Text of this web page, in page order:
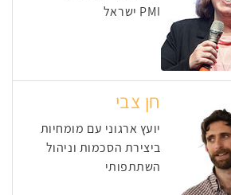
PMI ישראל
חן צבי
יועץ ארגוני עם מומחיות
ביצירת הסכמות וניהול
השתתפותי